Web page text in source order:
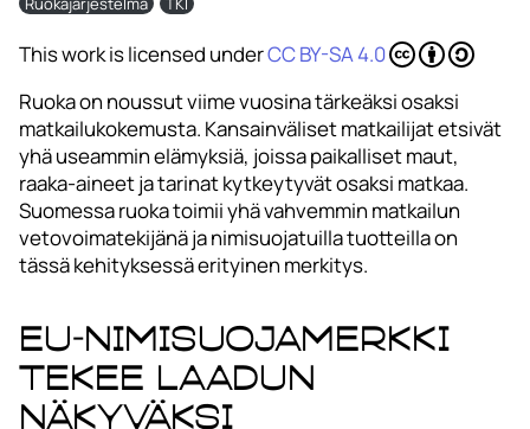
This work is licensed underCC BY-SA 4.0
Ruoka on noussut viime vuosina tärkeäksi osaksi
matkailukokemusta. Kansainväliset matkailijat etsivät
yhä useammin elämyksiä, joissa paikalliset maut,
raaka-aineet ja tarinat kytkeytyvät osaksi matkaa.
Suomessa ruoka toimii yhä vahvemmin matkailun
vetovoimatekijänä ja nimisuojatuilla tuotteilla on
tässä kehityksessä erityinen merkitys.
EU-nimisuojamerkki
tekee laadun
näkyväksi